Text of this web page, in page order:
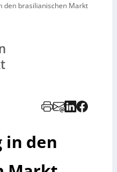
den brasilianischen Markt
in den